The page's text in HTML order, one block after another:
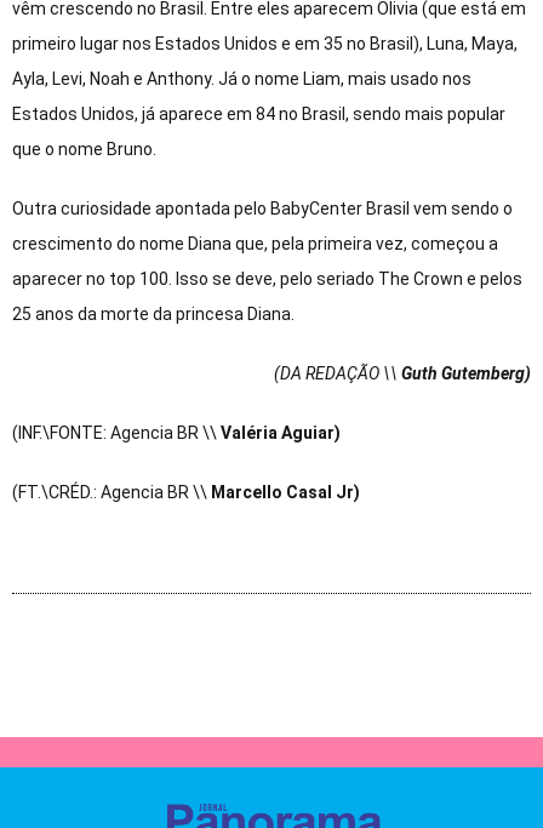
vêm crescendo no Brasil. Entre eles aparecem Olivia (que está em
primeiro lugar nos Estados Unidos e em 35 no Brasil), Luna, Maya,
Ayla, Levi, Noah e Anthony. Já o nome Liam, mais usado nos
Estados Unidos, já aparece em 84 no Brasil, sendo mais popular
que o nome Bruno.
Outra curiosidade apontada pelo BabyCenter Brasil vem sendo o
crescimento do nome Diana que, pela primeira vez, começou a
aparecer no top 100. Isso se deve, pelo seriado The Crown e pelos
25 anos da morte da princesa Diana.
(DA REDAÇÃO \\ Guth Gutemberg)
(INF.\FONTE: Agencia BR \\Valéria Aguiar)
(FT.\CRÉD.: Agencia BR \\ Marcello Casal Jr)